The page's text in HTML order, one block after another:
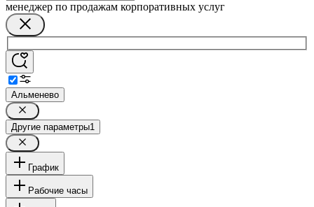
менеджер по продажам корпоративных услуг
Альменево
Другие параметры1
График
Рабочие часы